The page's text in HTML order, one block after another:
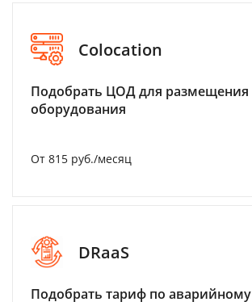
Colocation
Подобрать ЦОД для размещения
оборудования
От 815 руб./месяц
DRaaS
Подобрать тариф по аварийному